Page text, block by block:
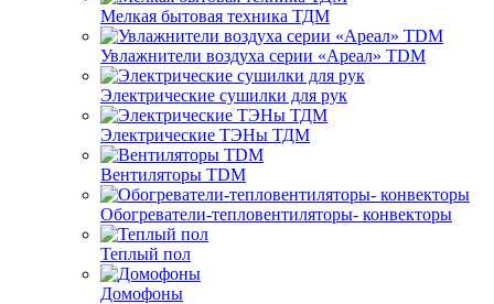
Мелкая бытовая техника ТДМ
Увлажнители воздуха серии «Ареал» TDM
Электрические сушилки для рук
Электрические ТЭНы ТДМ
Вентиляторы TDM
Обогреватели-тепловентиляторы- конвекторы
Теплый пол
Домофоны